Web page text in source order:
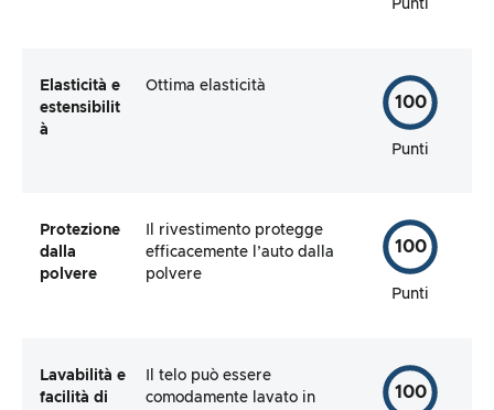
Punti
Elasticità e
estensibilit
à
Ottima elasticità
100
Punti
Protezione
dalla
polvere
Il rivestimento protegge
efficacemente l’auto dalla
polvere
100
Punti
Lavabilità e
facilità di
Il telo può essere
comodamente lavato in
100